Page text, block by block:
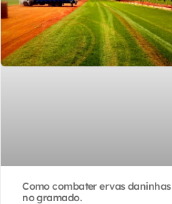
Como combater ervas daninhas
no gramado.